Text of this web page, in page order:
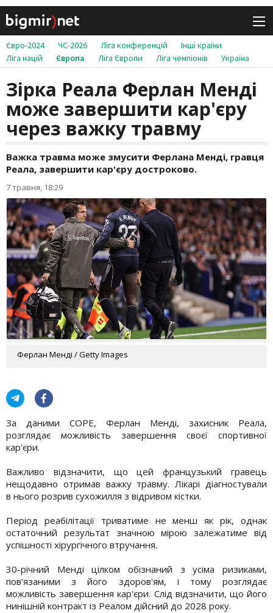
Євро-2024 ЧС-2026 Ліга конференцій
Інші країни
Ліга націй
Європа Ліга Європи Ліга чемпіонів Україна
Зірка Реала Ферлан Менді
може завершити кар'єру
через важку травму
Важка травма може змусити Ферлана Менді, гравця
Реала, завершити кар'єру достроково.
7 травня, 18:29
Ферлан Менді / Getty Images
За даними COPE, Ферлан Менді, захисник Реала,
розглядає можливість завершення своєї спортивної
кар'єри.
Важливо відзначити, що цей французький гравець
нещодавно отримав важку травму. Лікарі діагностували
в нього розрив сухожилля з відривом кістки.
Період реабілітації триватиме не менш як рік, однак
остаточний результат значною мірою залежатиме від
успішності хірургічного втручання.
30-річний Менді цілком обізнаний з усіма ризиками,
пов'язаними з його здоров'ям, і тому розглядає
можливість завершення кар'єри. Слід відзначити, що його
нинішній контракт із Реалом дійсний до 2028 року.